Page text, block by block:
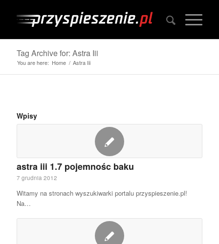
Tag Archive for: Astra Iii
You are here: Home / Astra Iii
Wpisy
astra iii 1.7 pojemnośc baku
7 grudnia 2012
Witamy na stronach wyszukiwarki portalu przyspieszenie.pl!
Na…